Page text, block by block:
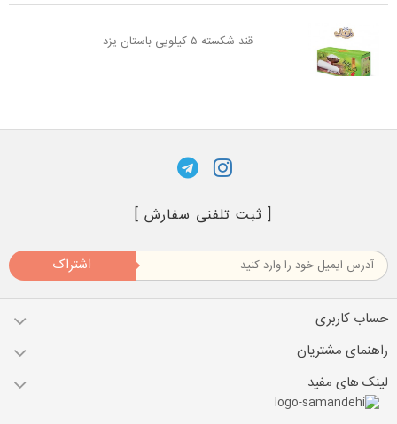
قند شکسته ۵ کیلویی باستان یزد
[ ثبت تلفنی سفارش ]
اشتراک
حساب کاربری
راهنمای مشتریان
لینک های مفید